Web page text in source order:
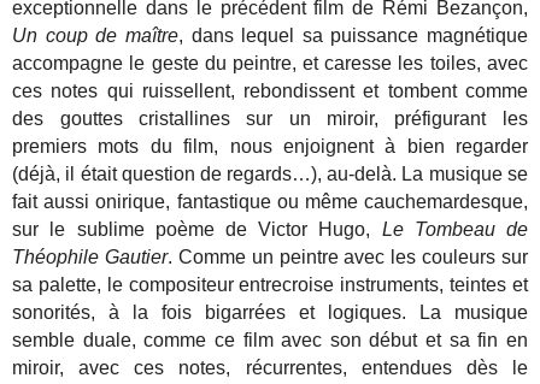
exceptionnelle dans le précédent film de Rémi Bezançon,
Un coup de maître, dans lequel sa puissance magnétique
accompagne le geste du peintre, et caresse les toiles, avec
ces notes qui ruissellent, rebondissent et tombent comme
des gouttes cristallines sur un miroir, préfigurant les
premiers mots du film, nous enjoignent à bien regarder
(déjà, il était question de regards…), au-delà. La musique se
fait aussi onirique, fantastique ou même cauchemardesque,
sur le sublime poème de Victor Hugo, Le Tombeau de
Théophile Gautier. Comme un peintre avec les couleurs sur
sa palette, le compositeur entrecroise instruments, teintes et
sonorités, à la fois bigarrées et logiques. La musique
semble duale, comme ce film avec son début et sa fin en
miroir, avec ces notes, récurrentes, entendues dès le